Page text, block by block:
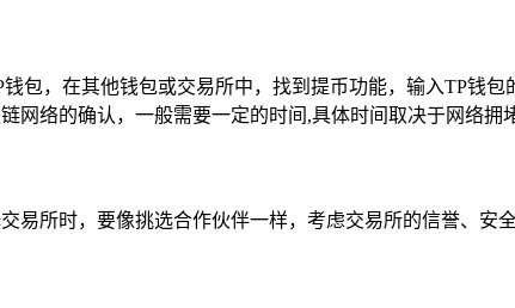
包，在其他钱包或交易所中，找到提币功能，输入TP钱
络的确认，一般需要一定的时间,具体时间取决于网络拥
易所时，要像挑选合作伙伴一样，考虑交易所的信誉、安